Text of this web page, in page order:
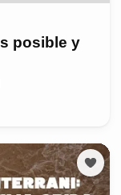
posible y